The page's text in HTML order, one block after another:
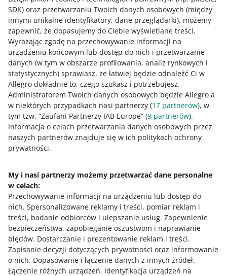
SDK) oraz przetwarzaniu Twoich danych osobowych (między
innymi unikalne identyfikatory, dane przeglądarki), możemy
zapewnić, że dopasujemy do Ciebie wyświetlane treści.
Wyrażając zgodę na przechowywanie informacji na
urządzeniu końcowym lub dostęp do nich i przetwarzanie
danych (w tym w obszarze profilowania, analiz rynkowych i
statystycznych) sprawiasz, że łatwiej będzie odnaleźć Ci w
Allegro dokładnie to, czego szukasz i potrzebujesz.
Administratorem Twoich danych osobowych będzie Allegro a
w niektórych przypadkach nasi partnerzy (17 partnerów), w
tym tzw. “Zaufani Partnerzy IAB Europe” (9 partnerów).
Informacja o celach przetwarzania danych osobowych przez
naszych partnerów znajduje się w ich politykach ochrony
prywatności.
My i nasi partnerzy możemy przetwarzać dane personalne
w celach:
Przechowywanie informacji na urządzeniu lub dostęp do
nich. Spersonalizowane reklamy i treści, pomiar reklam i
treści, badanie odbiorców i ulepszanie usług. Zapewnienie
bezpieczeństwa, zapobieganie oszustwom i naprawianie
błędów. Dostarczanie i prezentowanie reklam i treści.
Zapisanie decyzji dotyczących prywatności oraz informowanie
o nich. Dopasowanie i łączenie danych z innych źródeł.
Łączenie różnych urządzeń. Identyfikacja urządzeń na
Allegro Ads
SZYBKA WSKAZÓWKA 4 MIN
Reklama Allegro Ads w kilku krokach
SZYBKA WSKAZÓWKA 8 MIN
Jak złożyć reklamację logistyczną?
SZYBKA WSKAZÓWKA 5 MIN
SZYBKA WSKAZÓWKA 5 MIN
Co zrobić, gdy kupujący zgłasza
reklamację?
KURS
Wideo, które sprzedaje – Reklama
wideo w Allegro Ads
Potrzebujesz pomocy?
Skontaktuj się z nami
Zapytaj społeczność